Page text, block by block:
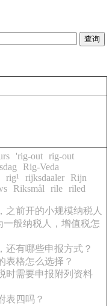
'rig-out rig-out
Rig-Veda
rig¹ rijksdaaler
Rijn
Riksmål rile riled
之前开的小规模纳税人
般纳税人，增值税怎
还有哪些申报方式？
表格怎么选择？
时需要申报附列资料
表四吗？